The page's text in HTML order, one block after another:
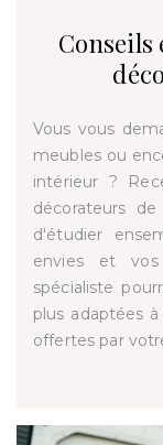
Vous vous
meubles ou
intérieur ?
décorateurs
d'étudier
envies et
spécialiste
plus adaptées
offertes par